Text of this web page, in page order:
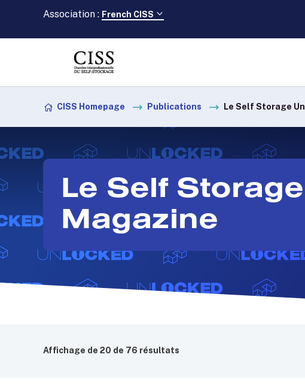
Association : French CISS
CISS Homepage Publications Le Self Storage
Le Self
Magazine
Affichage de 20 de 76 résultats